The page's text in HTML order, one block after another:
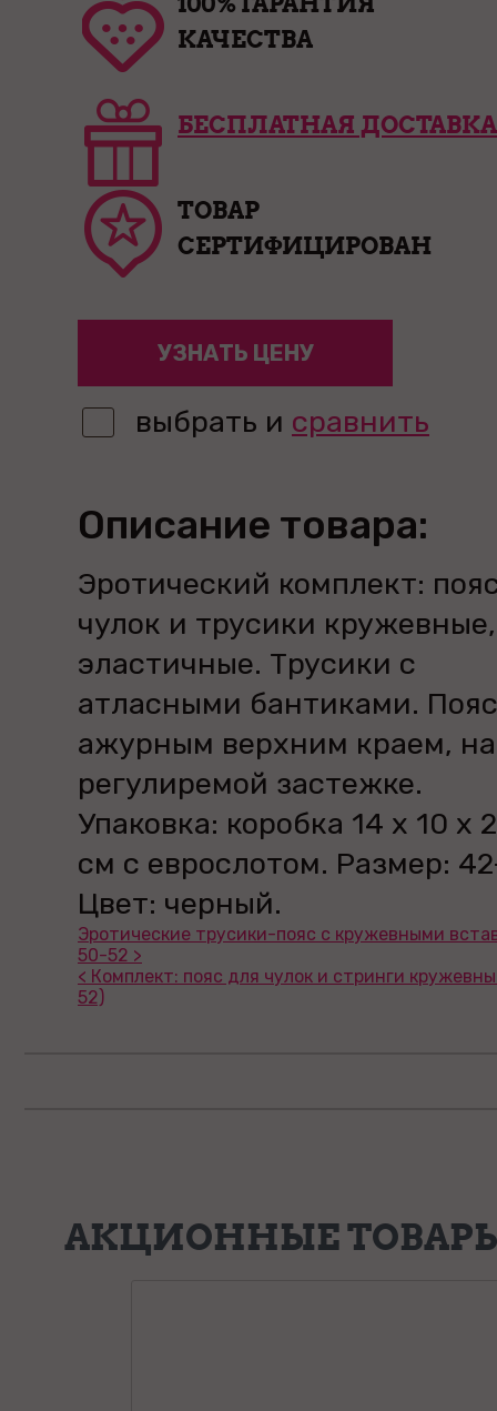
КАЧЕСТВА
БЕСПЛАТНАЯ ДОСТАВКА
ТОВАР
СЕРТИФИЦИРОВАН
УЗНАТЬ ЦЕНУ
выбрать и сравнить
Описание товара:
Эротический комплект:
чулок и трусики кружевные,
эластичные. Трусики с
атласными бантиками.
ажурным верхним краем, на
регулиремой застежке.
Упаковка: коробка 14 х 10 х
см с еврослотом. Размер:
Цвет: черный.
Эротические трусики-пояс с кружевными
50-52 >
< Комплект: пояс для чулок и стринги
52)
АКЦИОННЫЕ